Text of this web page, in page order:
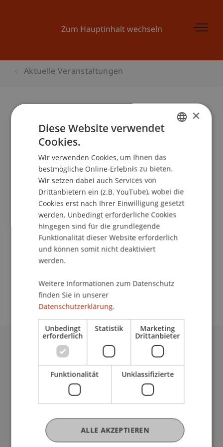
Zum Hauptinhalt wechseln
Aktuelle Veranstaltungen
Business Plan Training 2
School/Professur:
An-Institut KMU Zentrum
Das 2. Training im Rahmen des Businessplan-
Wettbewerbs beschäftigt sich mit dem Markt und
und Vertrieb
Veranstaltungsdetails
Universität Liechtenstein
Fürst-Franz-Josef-Strasse
9490 Vaduz
T +423 265 11 11
Fußzeile Rechtliche Hinweise
Rechtssammlung
Datenschutzerklärung
×
Diese Website verwendet
Cookies.
Wir verwenden Cookies, um Ihnen das
bestmögliche Online-Erlebnis zu bieten.
Wir setzen dabei auch Services von
Drittanbietern ein (z.B. YouTube), wobei die
Cookies erst nach Ihrer Einwilligung gesetzt
werden. Unbedingt erforderliche Cookies
hingegen sind für die grundlegende
Funktionalität dieser Website erforderlich
und können somit nicht deaktiviert
werden.
Weitere Informationen zum Datenschutz
finden Sie in unserer
Datenschutzerklärung.
Unbedingt
erforderlich
Statistik Marketing
Drittanbieter
Funktionalität Unklassifizierte
ALLE AKZEPTIEREN